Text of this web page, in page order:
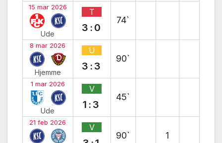
15 mar 2026
Ude
T
3:0
74`
8 mar 2026
Hjemme
U
3:3
90`
1 mar 2026
Ude
V
1:3
45`
21 feb 2026 V
90` 1